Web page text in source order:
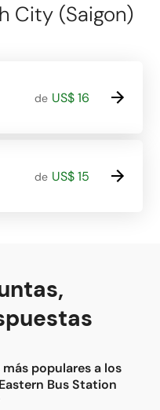
City (Saigon)
de US$ 16
de US$ 15
,
populares a los
Bus Station